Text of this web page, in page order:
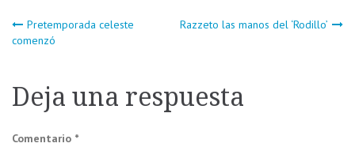
Navegación
entradas
Pretemporada celeste
comenzó
Razzeto las manos del ‘Rodillo’
Deja una respuesta
Comentario *